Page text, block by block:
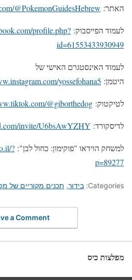
האתר: @PokemonGuidesHebrew
לעמוד הפייסבוק: profile.php?
id=61553433930949
לעמוד האינסטגרם האישי של
היטמן: yossefohana5/
לטיקטוק: @giborthedog
לדיסקורד: invite/U6bsAwYZHY
למשחק הוידאו "פוקימון: כחול לבן": ?
p=89277
Categories: בידור, תכנים מקוריים של
a Comment
מפלצות כיס